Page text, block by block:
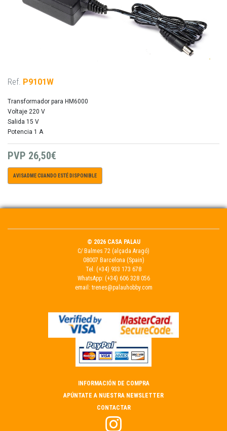
Ref. P9101W
Transformador para HM6000
Voltaje 220 V
Salida 15 V
Potencia 1 A
PVP 26,50€
AVISADME CUANDO ESTÉ DISPONIBLE
© 2026 CASA PALAU
C/ Balmes 72 (alçada Aragó)
08007 Barcelona (Spain)
Tel. (+34) 933 173 678
WhatsApp: (+34) 606 328 056
email: trenes@palauhobby.com
INFORMACIÓN DE COMPRA
APÚNTATE A NUESTRA NEWSLETTER
CONTACTAR